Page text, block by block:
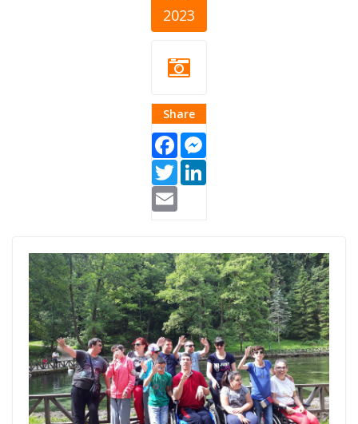
2023
Share
Facebook
Twitter
prvo-udruzenje-
cover.png